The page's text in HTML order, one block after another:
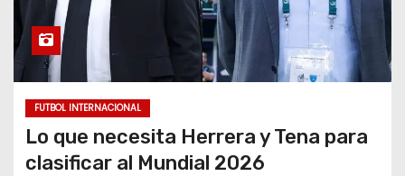
FUTBOL INTERNACIONAL
Lo que necesita Herrera y Tena para
clasificar al Mundial 2026